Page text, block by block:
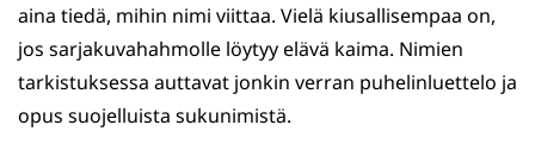
aina tiedä, mihin nimi viittaa. Vielä kiusallisempaa on,
jos sarjakuvahahmolle löytyy elävä kaima. Nimien
tarkistuksessa auttavat jonkin verran puhelinluettelo ja
opus suojelluista sukunimistä.